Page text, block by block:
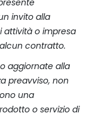
invito alla
attività o impresa
contratto.
aggiornate alla
preavviso, non
una
o servizio di